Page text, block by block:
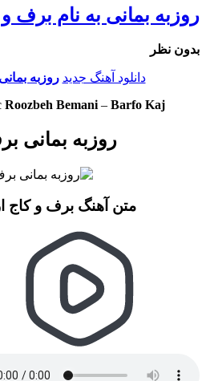
روزبه بمانی به نام برف
بدون نظر
دانلود آهنگ جدید روزبه بمانی
Roozbeh Bemani– Barfo Kaj
روزبه بمانی
متن آهنگ برف و کاج